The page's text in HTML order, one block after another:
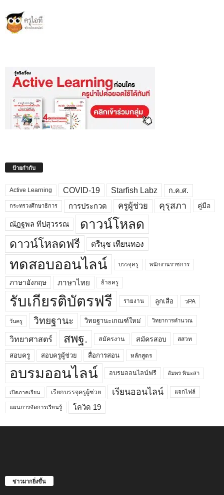
ป้ายกำกับ
Active Learning COVID-19 Starfish Labz ก.ค.ศ.
กระทรวงศึกษาธิการ การประกวด ครูผู้ช่วย คุรุสภา คู่มือ
ณัฏฐพล ทีปสุวรรณ ดาวน์โหลด
ดาวน์โหลดฟรี ตรีนุช เทียนทอง
ทดสอบออนไลน์ บรรจุครู พนักงานราชการ
ภาษาอังกฤษ ภาษาไทย ย้ายครู
รับเกียรติบัตรฟรี รายงาน ลูกเสือ วPA
วันครู วิทยฐานะ วิทยฐานะเกณฑ์ใหม่ วิทยาการคำนวณ
วิทยาศาสตร์ สพฐ. สมัครงาน สมัครสอบ สสวท
สอบครู สอบครูผู้ช่วย สื่อการสอน หลักสูตร
อบรมออนไลน์ อบรมออนไลน์ฟรี อัมพร พินะสา
เปิดภาคเรียน เรียกบรรจุครูผู้ช่วย เรียนออนไลน์ แจกไฟล์
แผนการจัดการเรียนรู้ โควิด 19
ข่าวมากยิ่งขึ้น